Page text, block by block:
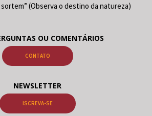
(Observa o destino da natureza)
OU COMENTÁRIOS
CONTATO
NEWSLETTER
ISCREVA-SE